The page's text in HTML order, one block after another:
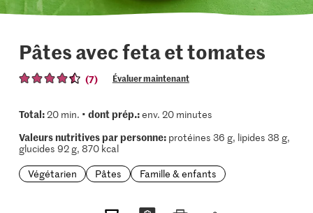
Pâtes avec feta et tomates
(7) Évaluer maintenant
Total:20 min. • dont prép.:env. 20 minutes
Valeurs nutritives par personne:protéines 36 g, lipides 38 g,
glucides 92 g, 870 kcal
Végétarien
Pâtes Famille & enfants